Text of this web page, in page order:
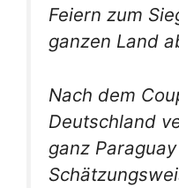
Feiern zum
ganzen Land
Nach dem
Deutschland
ganz